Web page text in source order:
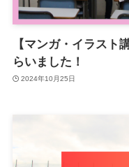
【マンガ・イラスト
らいました！
2024年10月25日